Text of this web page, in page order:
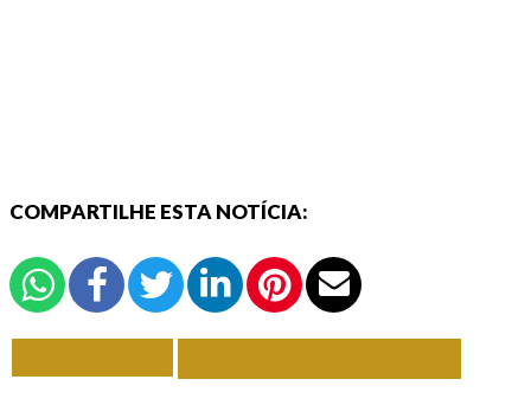
COMPARTILHE ESTA NOTÍCIA: